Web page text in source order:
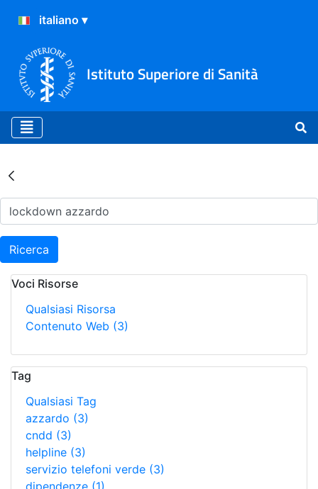
Istituto Superiore di Sanità
Risultati della Ricerca -
Ricerca
Voci Risorse
Qualsiasi Risorsa
Contenuto Web (3)
Tag
Qualsiasi Tag
azzardo (3)
cndd (3)
helpline (3)
servizio telefoni verde (3)
dipendenze (1)